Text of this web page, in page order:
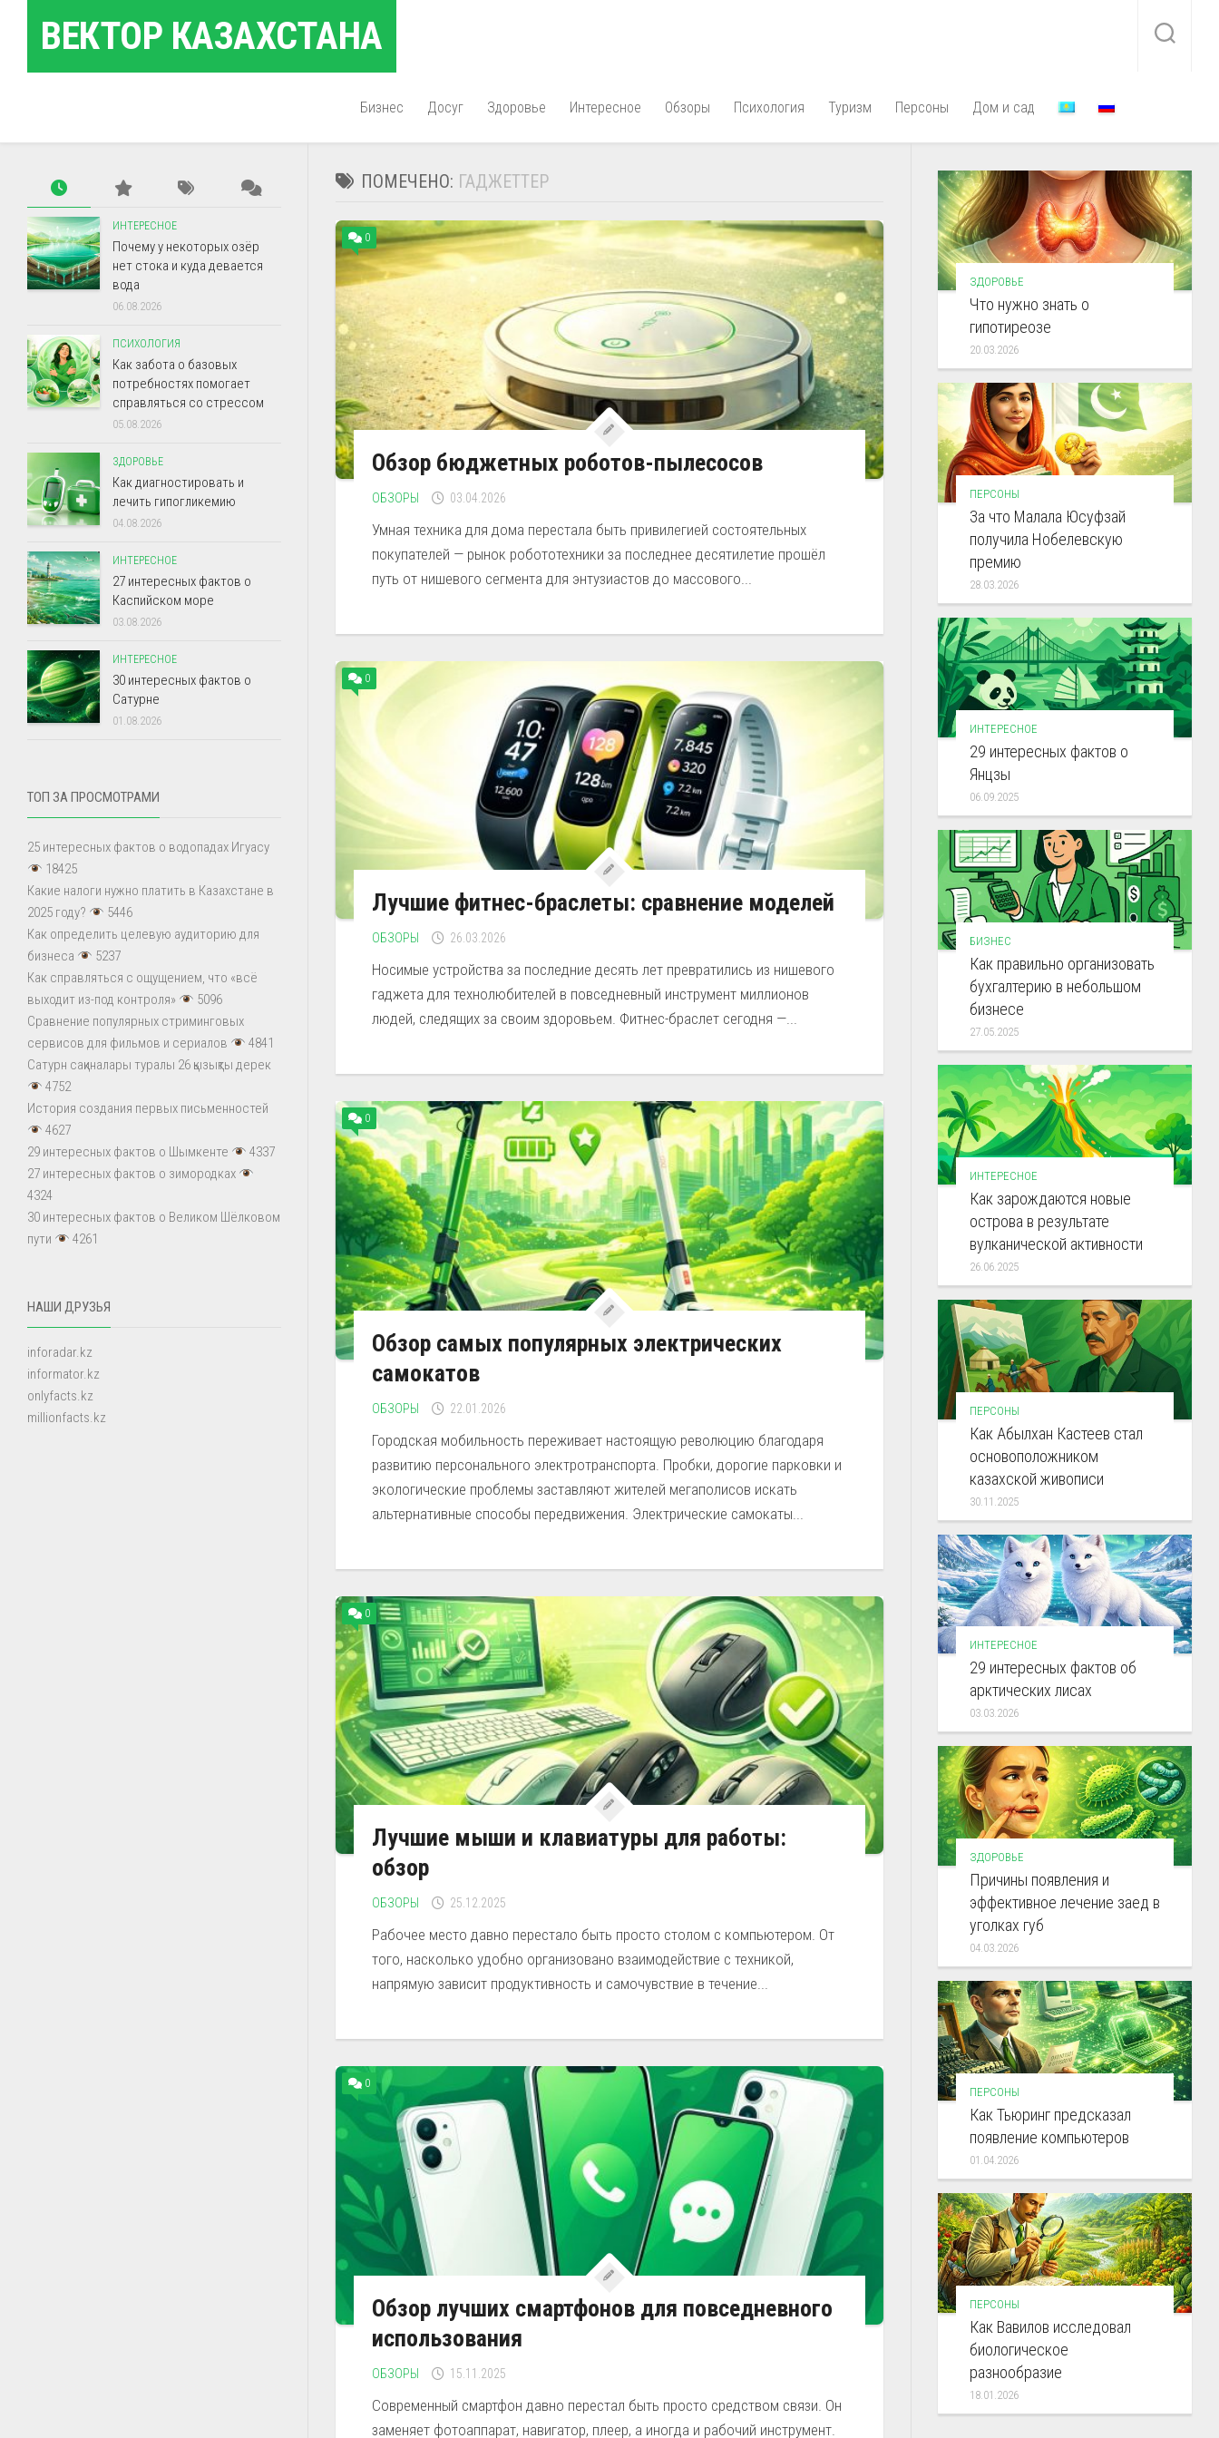
содержаниюВЕКТОР КАЗАХСТАНА
Бизнес Досуг Здоровье Интересное Обзоры Психология Туризм Персоны Дом и сад
ПОМЕЧЕНО: ГАДЖЕТТЕР
0
Обзор бюджетных роботов-пылесосов
ОБЗОРЫ 03.04.2026
Умная техника для дома перестала быть привилегией состоятельных
покупателей — рынок робототехники за последнее десятилетие прошёл
путь от нишевого сегмента для энтузиастов до массового...
0
Лучшие фитнес-браслеты: сравнение моделей
ОБЗОРЫ 26.03.2026
Носимые устройства за последние десять лет превратились из нишевого
гаджета для технолюбителей в повседневный инструмент миллионов
людей, следящих за своим здоровьем. Фитнес-браслет сегодня —...
0
Обзор самых популярных электрических
самокатов
ОБЗОРЫ 22.01.2026
Городская мобильность переживает настоящую революцию благодаря
развитию персонального электротранспорта. Пробки, дорогие парковки и
экологические проблемы заставляют жителей мегаполисов искать
альтернативные способы передвижения. Электрические самокаты...
0
Лучшие мыши и клавиатуры для работы:
обзор
ОБЗОРЫ 25.12.2025
Рабочее место давно перестало быть просто столом с компьютером. От
того, насколько удобно организовано взаимодействие с техникой,
напрямую зависит продуктивность и самочувствие в течение...
0
Обзор лучших смартфонов для повседневного
использования
ОБЗОРЫ 15.11.2025
Современный смартфон давно перестал быть просто средством связи. Он
заменяет фотоаппарат, навигатор, плеер, а иногда и рабочий инструмент.
ИНТЕРЕСНОЕ
Почему у некоторых озёр
нет стока и куда девается
вода
06.08.2026
ПСИХОЛОГИЯ
Как забота о базовых
потребностях помогает
справляться со стрессом
05.08.2026
ЗДОРОВЬЕ
Как диагностировать и
лечить гипогликемию
04.08.2026
ИНТЕРЕСНОЕ
27 интересных фактов о
Каспийском море
03.08.2026
ИНТЕРЕСНОЕ
30 интересных фактов о
Сатурне
01.08.2026
ТОП ЗА ПРОСМОТРАМИ
25 интересных фактов о водопадах Игуасу
18425
Какие налоги нужно платить в Казахстане в
2025 году?
5446
Как определить целевую аудиторию для
бизнеса
5237
Как справляться с ощущением, что «всё
выходит из-под контроля»
5096
Сравнение популярных стриминговых
сервисов для фильмов и сериалов
4841
Сатурн сақиналары туралы 26 қызықты дерек
4752
История создания первых письменностей
4627
29 интересных фактов о Шымкенте
4337
27 интересных фактов о зимородках
4324
30 интересных фактов о Великом Шёлковом
пути
4261
НАШИ ДРУЗЬЯ
inforadar.kz
informator.kz
onlyfacts.kz
millionfacts.kz
ЗДОРОВЬЕ
Что нужно знать о
гипотиреозе
20.03.2026
ПЕРСОНЫ
За что Малала Юсуфзай
получила Нобелевскую
премию
28.03.2026
ИНТЕРЕСНОЕ
29 интересных фактов о
Янцзы
06.09.2025
БИЗНЕС
Как правильно организовать
бухгалтерию в небольшом
бизнесе
27.05.2025
ИНТЕРЕСНОЕ
Как зарождаются новые
острова в результате
вулканической активности
26.06.2025
ПЕРСОНЫ
Как Абылхан Кастеев стал
основоположником
казахской живописи
30.11.2025
ИНТЕРЕСНОЕ
29 интересных фактов об
арктических лисах
03.03.2026
ЗДОРОВЬЕ
Причины появления и
эффективное лечение заед в
уголках губ
04.03.2026
ПЕРСОНЫ
Как Тьюринг предсказал
появление компьютеров
01.04.2026
ПЕРСОНЫ
Как Вавилов исследовал
биологическое
разнообразие
18.01.2026